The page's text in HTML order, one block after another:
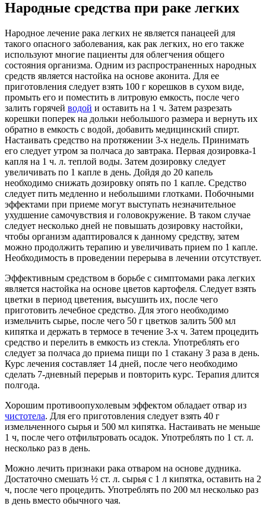
Народные средства при раке легких
Народное лечение рака легких не является панацеей для
такого опасного заболевания, как рак легких, но его также
используют многие пациенты для облегчения общего
состояния организма. Одним из распространенных народных
средств является настойка на основе аконита. Для ее
приготовления следует взять 100 г корешков в сухом виде,
промыть его и поместить в литровую емкость, после чего
залить горячей водой и оставить на 1 ч. Затем разрезать
корешки поперек на дольки небольшого размера и вернуть их
обратно в емкость с водой, добавить медицинский спирт.
Настаивать средство на протяжении 3-х недель. Принимать
его следует утром за полчаса до завтрака. Первая дозировка-1
капля на 1 ч. л. теплой воды. Затем дозировку следует
увеличивать по 1 капле в день. Дойдя до 20 капель
необходимо снижать дозировку опять по 1 капле. Средство
следует пить медленно и небольшими глотками. Побочными
эффектами при приеме могут выступать незначительное
ухудшение самочувствия и головокружение. В таком случае
следует несколько дней не повышать дозировку настойки,
чтобы организм адаптировался к данному средству, затем
можно продолжить терапию и увеличивать прием по 1 капле.
Необходимость в проведении перерыва в лечении отсутствует.
Эффективным средством в борьбе с симптомами рака легких
является настойка на основе цветов картофеля. Следует взять
цветки в период цветения, высушить их, после чего
приготовить лечебное средство. Для этого необходимо
измельчить сырье, после чего 50 г цветков залить 500 мл
кипятка и держать в термосе в течение 3-х ч. Затем процедить
средство и перелить в емкость из стекла. Употреблять его
следует за полчаса до приема пищи по 1 стакану 3 раза в день.
Курс лечения составляет 14 дней, после чего необходимо
сделать 7-дневный перерыв и повторить курс. Терапия длится
полгода.
Хорошим противоопухолевым эффектом обладает отвар из
чистотела. Для его приготовления следует взять 40 г
измельченного сырья и 500 мл кипятка. Настаивать не меньше
1 ч, после чего отфильтровать осадок. Употреблять по 1 ст. л.
несколько раз в день.
Можно лечить признаки рака отваром на основе дудника.
Достаточно смешать ½ ст. л. сырья с 1 л кипятка, оставить на 2
ч, после чего процедить. Употреблять по 200 мл несколько раз
в день вместо обычного чая.